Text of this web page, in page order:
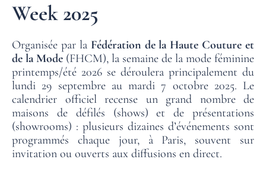
Week 2025
Organisée par la Fédération de la Haute Couture et
de la Mode (FHCM), la semaine de la mode féminine
printemps/été 2026 se déroulera principalement du
lundi 29 septembre au mardi 7 octobre 2025. Le
calendrier officiel recense un grand nombre de
maisons de défilés (shows) et de présentations
(showrooms) : plusieurs dizaines d’événements sont
programmés chaque jour, à Paris, souvent sur
invitation ou ouverts aux diffusions en direct.